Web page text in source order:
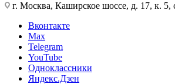
г. Москва, Каширское шоссе, д. 17, к. 5,
Вконтакте
Max
Telegram
YouTube
Одноклассники
Яндекс.Дзен